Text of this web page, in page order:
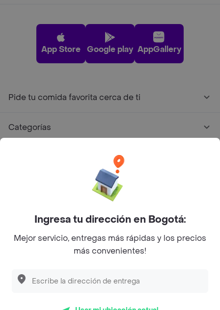
Descubre las PROMOCIONES que tenemos
App Store Google play AppGallery
Pide tu comida favorita cerca de ti
Categorías
Facebook
Twitter
Instagram
©2026Rappi Inc. All rights reserved.
Ingresa tu dirección en Bogotá:
Mejor servicio, entregas más rápidas y los precios
más convenientes!